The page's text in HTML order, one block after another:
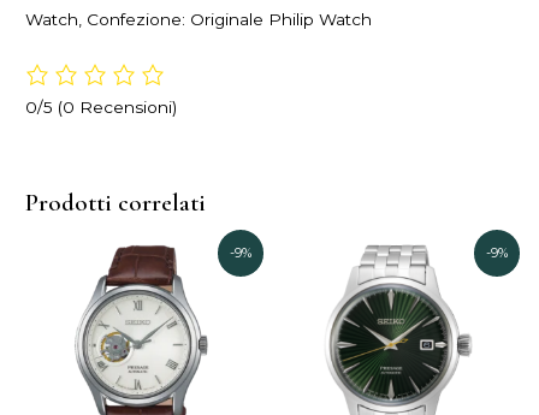
Watch, Confezione: Originale Philip Watch
0/5 (0 Recensioni)
Prodotti correlati
-9%
Il
prezzo
originale
era:
639,00€.
Il
prezzo
-9%
Il
prezzo
originale
era:
419,00€.
Il
prezzo